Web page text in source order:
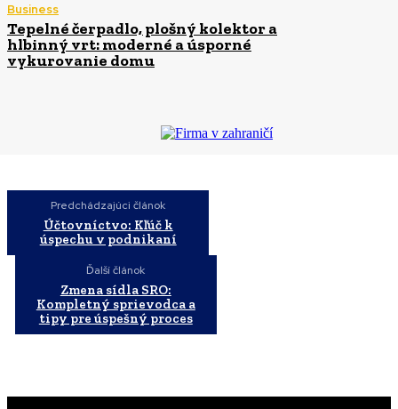
Business
Tepelné čerpadlo, plošný kolektor a
hlbinný vrt: moderné a úsporné
vykurovanie domu
Predchádzajúci článok
Účtovníctvo: Kľúč k
úspechu v podnikaní
Ďalší článok
Zmena sídla SRO:
Kompletný sprievodca a
tipy pre úspešný proces